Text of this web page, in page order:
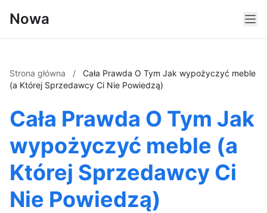
Nowa
Strona główna /
Cała Prawda O Tym Jak wypożyczyć meble
(a Której Sprzedawcy Ci Nie Powiedzą)
Cała Prawda O Tym Jak
wypożyczyć meble (a
Której Sprzedawcy Ci
Nie Powiedzą)